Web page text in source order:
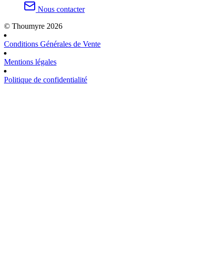
Nous contacter
© Thoumyre 2026
Conditions Générales de Vente
Mentions légales
Politique de confidentialité